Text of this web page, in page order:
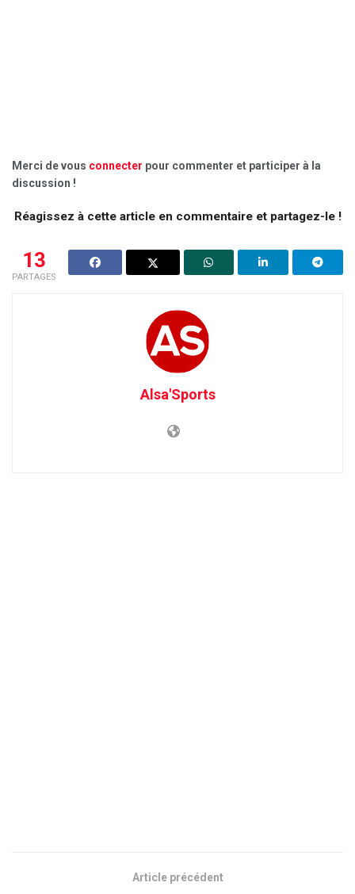
Merci de vous connecter pour commenter et participer à la
discussion !
Réagissez à cette article en commentaire et partagez-le !
13
PARTAGES
Alsa'Sports
Article précédent